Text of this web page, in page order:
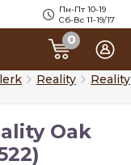
Пн-Пт 10-19
Сб-Вс 11-19/17
0
Reality
Reality
Oak